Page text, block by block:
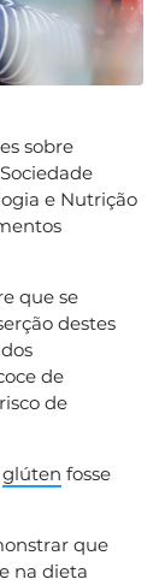
sobre
e Nutrição
que se
destes
de
de
glúten fosse
que
na dieta